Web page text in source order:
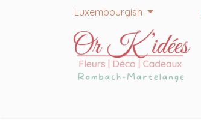
Luxembourgish